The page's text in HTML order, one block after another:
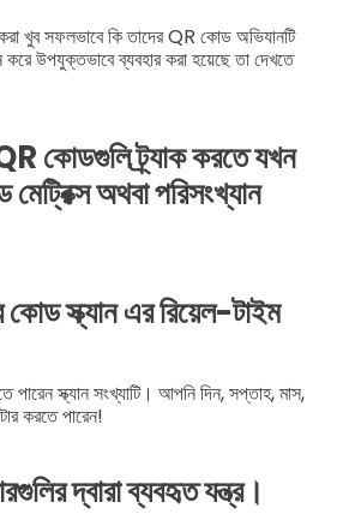
খুব সফলভাবে কি তাদের QR কোড অভিযানটি
করে উপযুক্তভাবে ব্যবহার করা হয়েছে তা দেখতে
কোডগুলি ট্র্যাক করতে যখন
অথবা পরিসংখ্যান
স্ক্যান এর রিয়েল-টাইম
পারেন স্ক্যান সংখ্যাটি। আপনি দিন, সপ্তাহ, মাস,
করতে পারেন!
দ্বারা ব্যবহৃত যন্ত্র।